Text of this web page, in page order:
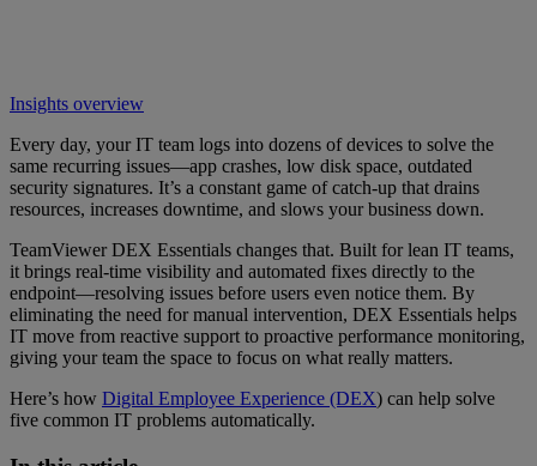
Insights overview
Every day, your IT team logs into dozens of devices to solve the
same recurring issues—app crashes, low disk space, outdated
security signatures. It’s a constant game of catch-up that drains
resources, increases downtime, and slows your business down.
TeamViewer DEX Essentials changes that. Built for lean IT teams,
it brings real-time visibility and automated fixes directly to the
endpoint—resolving issues before users even notice them. By
eliminating the need for manual intervention, DEX Essentials helps
IT move from reactive support to proactive performance monitoring,
giving your team the space to focus on what really matters.
Here’s how Digital Employee Experience (DEX) can help solve
five common IT problems automatically.